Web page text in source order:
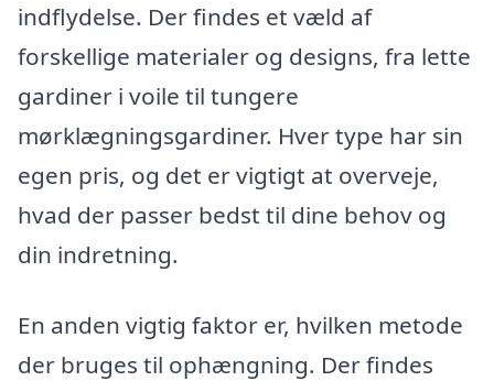
indflydelse. Der findes et væld af
forskellige materialer og designs, fra lette
gardiner i voile til tungere
mørklægningsgardiner. Hver type har sin
egen pris, og det er vigtigt at overveje,
hvad der passer bedst til dine behov og
din indretning.
En anden vigtig faktor er, hvilken metode
der bruges til ophængning. Der findes